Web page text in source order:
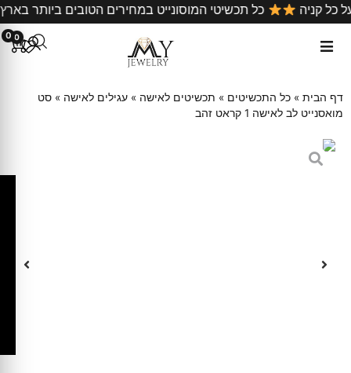
על כל קניה כל תכשיטי המוסונייט במחירים הטובים
0 0
דף הבית » כל התכשיטים » תכשיטים לאישה » עגילים לאישה » סט
מואסנייט לב לאישה 1 קראט זהב